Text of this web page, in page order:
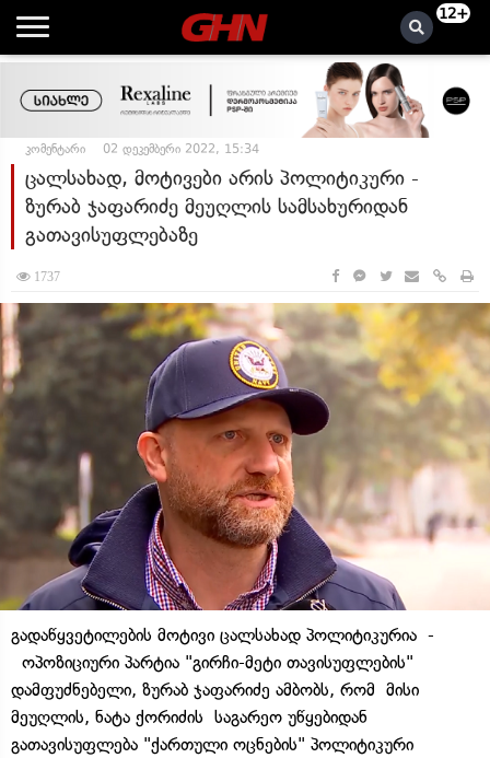
12+
კომენტარი 02 დეკემბერი 2022, 15:34
ცალსახად, მოტივები არის პოლიტიკური -
ზურაბ ჯაფარიძე მეუღლის სამსახურიდან
გათავისუფლებაზე
1737
გადაწყვეტილების მოტივი ცალსახად პოლიტიკურია -
ოპოზიციური პარტია "გირჩი-მეტი თავისუფლების"
დამფუძნებელი, ზურაბ ჯაფარიძე ამბობს, რომ მისი
მეუღლის, ნატა ქორიძის საგარეო უწყებიდან
გათავისუფლება "ქართული ოცნების" პოლიტიკური